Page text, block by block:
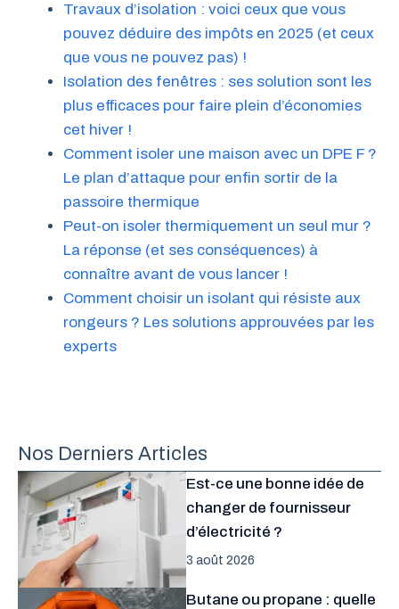
Travaux d’isolation : voici ceux que vous
pouvez déduire des impôts en 2025 (et ceux
que vous ne pouvez pas) !
Isolation des fenêtres : ses solution sont les
plus efficaces pour faire plein d’économies
cet hiver !
Comment isoler une maison avec un DPE F ?
Le plan d’attaque pour enfin sortir de la
passoire thermique
Peut-on isoler thermiquement un seul mur ?
La réponse (et ses conséquences) à
connaître avant de vous lancer !
Comment choisir un isolant qui résiste aux
rongeurs ? Les solutions approuvées par les
experts
Nos Derniers Articles
Est-ce une bonne idée de
changer de fournisseur
d’électricité ?
3 août 2026
Butane ou propane : quelle